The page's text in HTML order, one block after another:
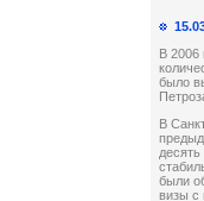
В 2006
было
В
десять
были
визы с